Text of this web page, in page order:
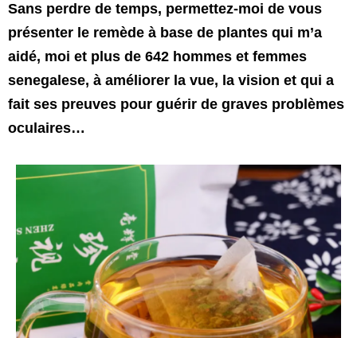
Sans perdre de temps, permettez-moi de vous
présenter le remède à base de plantes qui m’a
aidé, moi et plus de 642 hommes et femmes
senegalese, à améliorer la vue, la vision et qui a
fait ses preuves pour guérir de graves problèmes
oculaires…